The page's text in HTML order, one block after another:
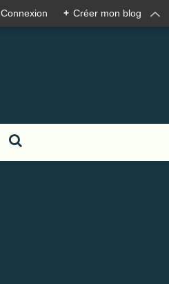
Connexion + Créer mon blog